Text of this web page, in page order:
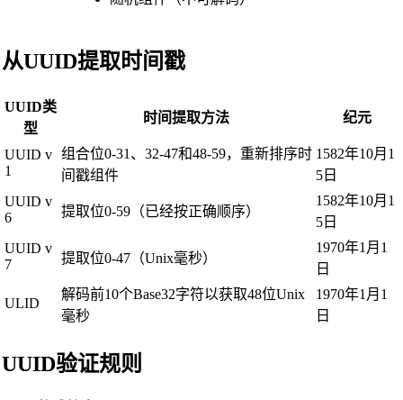
从UUID提取时间戳
UUID类
型
时间提取方法 纪元
UUID v
1
组合位0-31、32-47和48-59，重新排序时
间戳组件
1582年10月1
5日
UUID v
6
提取位0-59（已经按正确顺序）
1582年10月1
5日
UUID v
7
提取位0-47（Unix毫秒）
1970年1月1
日
ULID
解码前10个Base32字符以获取48位Unix
毫秒
1970年1月1
日
UUID验证规则